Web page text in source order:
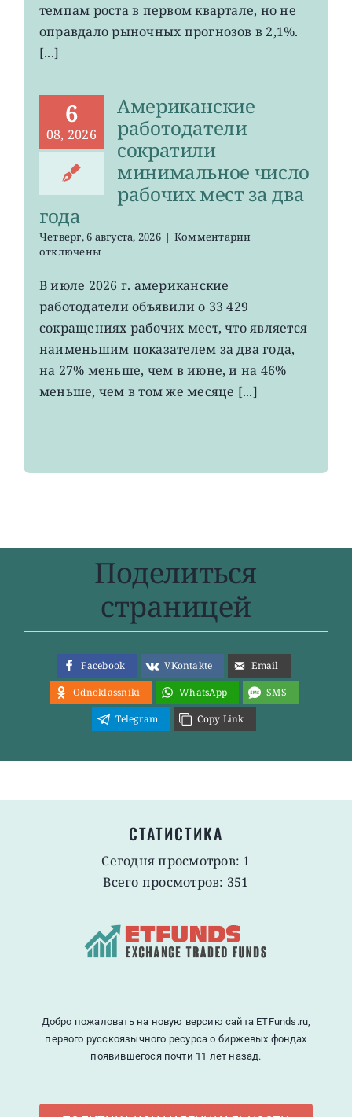
ожиданий
темпам роста в первом квартале, но не
оправдало рыночных прогнозов в 2,1%.
[...]
6
08, 2026
Американские
работодатели
сократили
минимальное число
рабочих мест за два
года
Четверг, 6 августа, 2026 | Комментариик
число
мест
за
два
года
отключены
В июле 2026 г. американские
работодатели объявили о 33 429
сокращениях рабочих мест, что является
наименьшим показателем за два года,
на 27% меньше, чем в июне, и на 46%
меньше, чем в том же месяце [...]
Поделиться
страницей
Facebook VKontakte
Email
Odnoklassniki
WhatsApp
SMS
Telegram
Copy Link
СТАТИСТИКА
Сегодня просмотров: 1
Всего просмотров: 351
Добро пожаловать на новую версию сайта ETFunds.ru,
первого русскоязычного ресурса о биржевых фондах
появившегося почти 11 лет назад.